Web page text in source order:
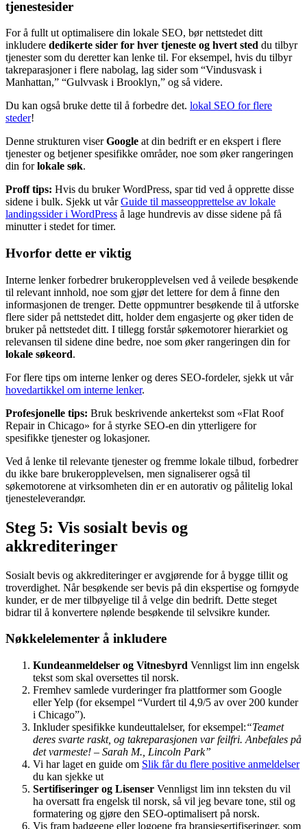
tjenestesider
For å fullt ut optimalisere din lokale SEO, bør nettstedet ditt
inkludere dedikerte sider for hver tjeneste og hvert sted du tilbyr
tjenester som du deretter kan lenke til. For eksempel, hvis du tilbyr
takreparasjoner i flere nabolag, lag sider som “Vindusvask i
Manhattan,” “Gulvvask i Brooklyn,” og så videre.
Du kan også bruke dette til å forbedre det. lokal SEO for flere
steder!
Denne strukturen viserGoogle at din bedrift er en ekspert i flere
tjenester og betjener spesifikke områder, noe som øker rangeringen
din forlokale søk.
Proff tips: Hvis du bruker WordPress, spar tid ved å opprette disse
sidene i bulk. Sjekk ut vårGuide til masseopprettelse av lokale
landingssider i WordPress å lage hundrevis av disse sidene på få
minutter i stedet for timer.
Hvorfor dette er viktig
Interne lenker forbedrer brukeropplevelsen ved å veilede besøkende
til relevant innhold, noe som gjør det lettere for dem å finne den
informasjonen de trenger. Dette oppmuntrer besøkende til å utforske
flere sider på nettstedet ditt, holder dem engasjerte og øker tiden de
bruker på nettstedet ditt. I tillegg forstår søkemotorer hierarkiet og
relevansen til sidene dine bedre, noe som øker rangeringen din for
lokale søkeord.
For flere tips om interne lenker og deres SEO-fordeler, sjekk ut vår
hovedartikkel om interne lenker.
Profesjonelle tips: Bruk beskrivende ankertekst som «Flat Roof
Repair in Chicago» for å styrke SEO-en din ytterligere for
spesifikke tjenester og lokasjoner.
Ved å lenke til relevante tjenester og fremme lokale tilbud, forbedrer
du ikke bare brukeropplevelsen, men signaliserer også til
søkemotorene at virksomheten din er en autorativ og pålitelig lokal
tjenesteleverandør.
Steg 5: Vis sosialt bevis og
akkrediteringer
Sosialt bevis og akkrediteringer er avgjørende for å bygge tillit og
troverdighet. Når besøkende ser bevis på din ekspertise og fornøyde
kunder, er de mer tilbøyelige til å velge din bedrift. Dette steget
bidrar til å konvertere nølende besøkende til selvsikre kunder.
Nøkkelelementer å inkludere
Kundeanmeldelser og Vitnesbyrd Vennligst lim inn engelsk
tekst som skal oversettes til norsk.
Fremhev samlede vurderinger fra plattformer som Google
eller Yelp (for eksempel “Vurdert til 4,9/5 av over 200 kunder
i Chicago”).
Inkluder spesifikke kundeuttalelser, for eksempel:“Teamet
deres svarte raskt, og takreparasjonen var feilfri. Anbefales på
det varmeste! – Sarah M., Lincoln Park”
Vi har laget en guide om Slik får du flere positive anmeldelser
du kan sjekke ut
Sertifiseringer og Lisenser Vennligst lim inn teksten du vil
ha oversatt fra engelsk til norsk, så vil jeg bevare tone, stil og
formatering og gjøre den SEO-optimalisert på norsk.
Vis fram badgeene eller logoene fra bransjesertifiseringer, som